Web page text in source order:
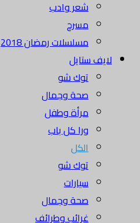
شعر وادب
مسرح
مسلسلات رمضان 2018
لايف ستايل
توك شو
صحة وجمال
مرأة وطفل
ورا كل باب
الكل
توك شو
سيارات
صحة وجمال
غرائب وطرائف